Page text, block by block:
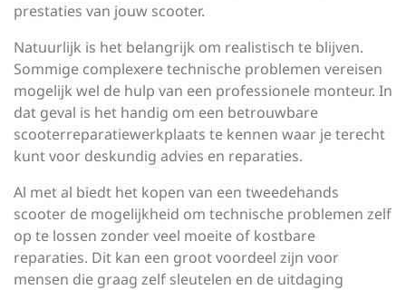
prestaties van jouw scooter.
Natuurlijk is het belangrijk om realistisch te blijven.
Sommige complexere technische problemen vereisen
mogelijk wel de hulp van een professionele monteur. In
dat geval is het handig om een betrouwbare
scooterreparatiewerkplaats te kennen waar je terecht
kunt voor deskundig advies en reparaties.
Al met al biedt het kopen van een tweedehands
scooter de mogelijkheid om technische problemen zelf
op te lossen zonder veel moeite of kostbare
reparaties. Dit kan een groot voordeel zijn voor
mensen die graag zelf sleutelen en de uitdaging